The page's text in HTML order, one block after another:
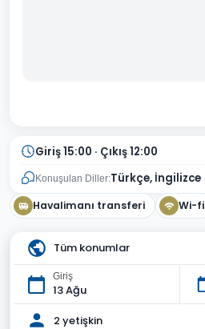
Giriş 15:00 · Çıkış 12:00
Konuşulan Diller:Türkçe, İngilizce
Havalimanı transferi Wi-fi
Tüm konumlar
Giriş
13 Ağu
2 yetişkin